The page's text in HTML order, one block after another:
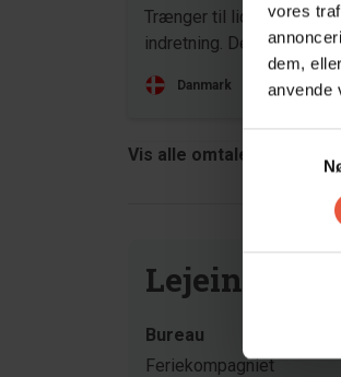
vores
dem,
anvende
Trænger til lidt
indretning. Der er rigtig
Danmark
Vis alle omtaler
Bureau
Feriekompagniet